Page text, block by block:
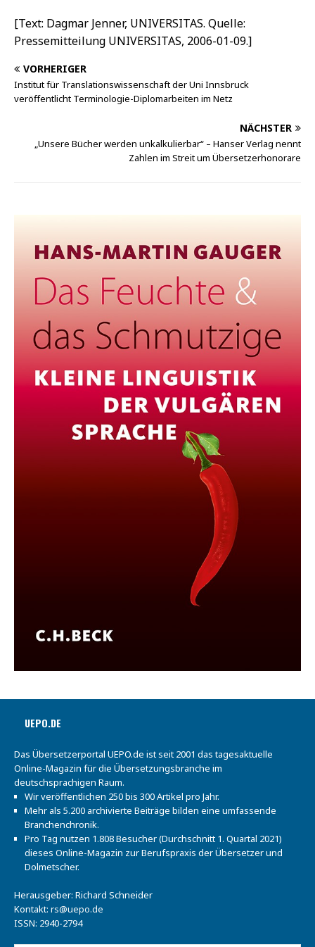
[Text: Dagmar Jenner, UNIVERSITAS. Quelle:
Pressemitteilung UNIVERSITAS, 2006-01-09.]
VORHERIGER
Institut für Translationswissenschaft der Uni Innsbruck
veröffentlicht Terminologie-Diplomarbeiten im Netz
NÄCHSTER
„Unsere Bücher werden unkalkulierbar“ – Hanser Verlag nennt
Zahlen im Streit um Übersetzerhonorare
UEPO.DE
Das Übersetzerportal UEPO.de ist seit 2001 das tagesaktuelle
Online-Magazin für die Übersetzungsbranche im
deutschsprachigen Raum.
Wir veröffentlichen 250 bis 300 Artikel pro Jahr.
Mehr als 5.200 archivierte Beiträge bilden eine umfassende
Branchenchronik.
Pro Tag nutzen 1.808 Besucher (Durchschnitt 1. Quartal 2021)
dieses Online-Magazin zur Berufspraxis der Übersetzer und
Dolmetscher.
Herausgeber: Richard Schneider
Kontakt: rs@uepo.de
ISSN: 2940-2794